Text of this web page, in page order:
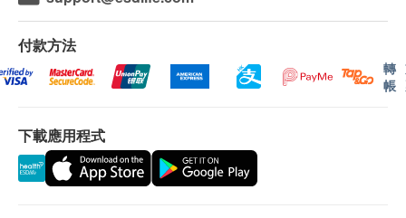
報告：
進行健康檢查後，一般情況下，需大概 4-6 個工作天
跟進檢查報告，工作天不包括星期六、日及公眾假
案所需時間或客人指明特定時段)而有所延長。健康檢
查包含詳細書面驗身報告。
付款方法
轉
帳
下載應用程式